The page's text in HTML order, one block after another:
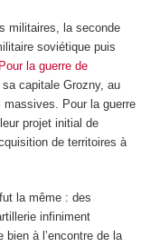
militaires, la seconde
soviétique puis
Pour la guerre de
capitale Grozny, au
Pour la guerre
projet initial de
de territoires à
la même : des
infiniment
à l’encontre de la